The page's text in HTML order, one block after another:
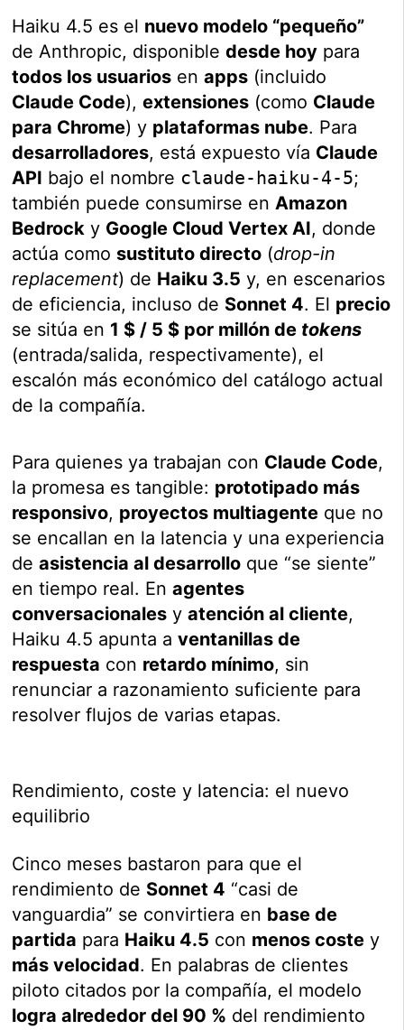
Haiku 4.5 es el nuevo modelo “pequeño”
de Anthropic, disponibledesde hoy para
todos los usuarios enapps (incluido
Claude Code),extensiones (como Claude
para Chrome) y plataformas nube. Para
desarrolladores, está expuesto vía Claude
API bajo el nombre claude-haiku-4-5;
también puede consumirse enAmazon
Bedrock y Google Cloud Vertex AI, donde
actúa como sustituto directo (drop-in
replacement) de Haiku 3.5 y, en escenarios
de eficiencia, incluso de Sonnet 4. El precio
se sitúa en 1 $ / 5 $ por millón de tokens
(entrada/salida, respectivamente), el
escalón más económico del catálogo actual
de la compañía.
Para quienes ya trabajan con Claude Code,
la promesa es tangible: prototipado más
responsivo, proyectos multiagente que no
se encallan en la latencia y una experiencia
deasistencia al desarrollo que “se siente”
en tiempo real. Enagentes
conversacionales yatención al cliente,
Haiku 4.5 apunta aventanillas de
respuesta con retardo mínimo, sin
renunciar a razonamiento suficiente para
resolver flujos de varias etapas.
Rendimiento, coste y latencia: el nuevo
equilibrio
Cinco meses bastaron para que el
rendimiento de Sonnet 4 “casi de
vanguardia” se convirtiera en base de
partida para Haiku 4.5 con menos coste y
más velocidad. En palabras de clientes
piloto citados por la compañía, el modelo
logra alrededor del 90 % del rendimiento